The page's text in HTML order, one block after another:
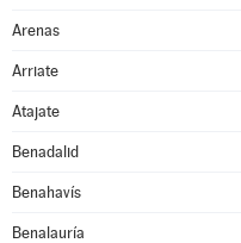
Arenas
Arriate
Atajate
Benadalid
Benahavís
Benalauría